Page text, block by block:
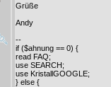
Grüße
Andy
--
if ($ahnung == 0) {
read FAQ;
use SEARCH;
use KristallGOOGLE;
} else {